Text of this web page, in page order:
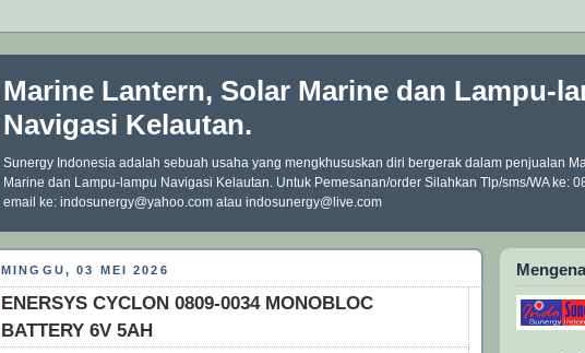
Marine Lantern, Solar Marine dan Lampu-
Navigasi Kelautan.
Sunergy Indonesia adalah sebuah usaha yang mengkhususkan diri bergerak dalam penjualan
Marine dan Lampu-lampu Navigasi Kelautan. Untuk Pemesanan/order Silahkan Tlp/sms/WA ke:
email ke: indosunergy@yahoo.com atau indosunergy@live.com
MINGGU, 03 MEI 2026
ENERSYS CYCLON 0809-0034 MONOBLOC
BATTERY 6V 5AH